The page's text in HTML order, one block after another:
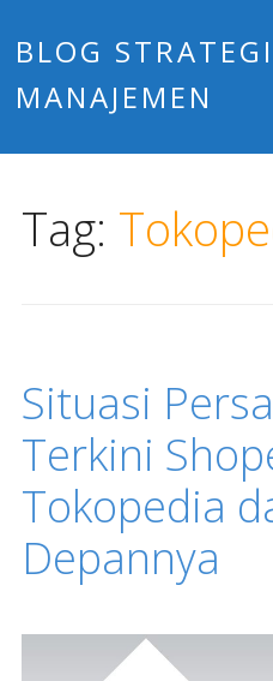
BLOG
MANAJEMEN
Tag:
Situasi
Terkini
Tokopedia
Depannya